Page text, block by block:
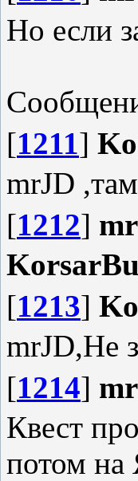
Но если
[1211]
mrJD
[1212]
[1213]
mrJD,Не
[1214]
Квест
потом на